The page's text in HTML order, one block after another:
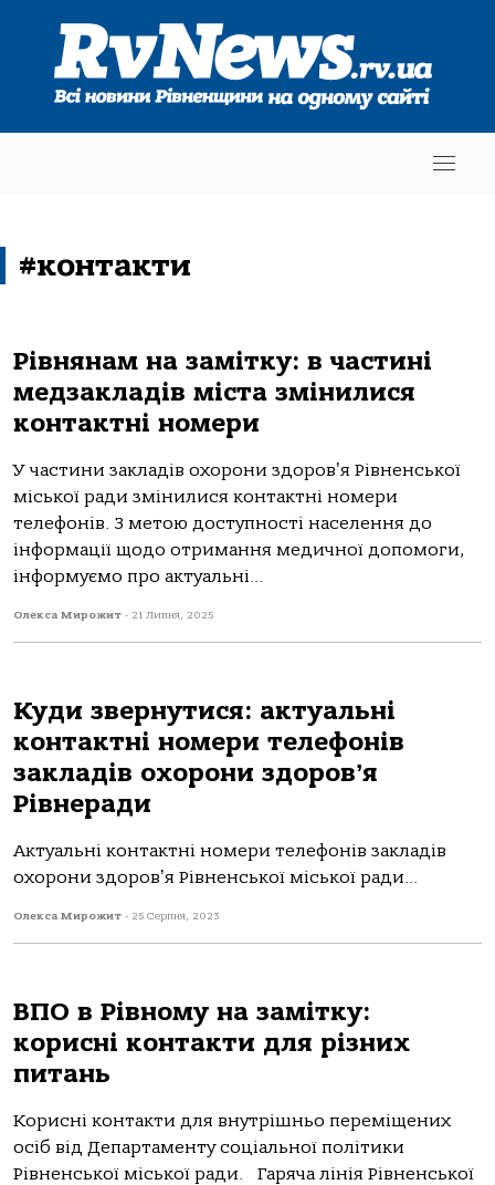
#контакти
Рівнянам на замітку: в частині
медзакладів міста змінилися
контактні номери
У частини закладів охорони здоровʼя Рівненської
міської ради змінилися контактні номери
телефонів. З метою доступності населення до
інформації щодо отримання медичної допомоги,
інформуємо про актуальні...
Олекса Мирожит - 21 Липня, 2025
Куди звернутися: актуальні
контактні номери телефонів
закладів охорони здоровʼя
Рівнеради
Актуальні контактні номери телефонів закладів
охорони здоровʼя Рівненської міської ради...
Олекса Мирожит - 25 Серпня, 2023
ВПО в Рівному на замітку:
корисні контакти для різних
питань
Корисні контакти для внутрішньо переміщених
осіб від Департаменту соціальної політики
Рівненської міської ради. Гаряча лінія Рівненської